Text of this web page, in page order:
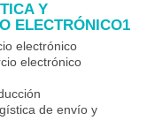
Y
ELECTRÓNICO1
electrónico
electrónico
de envío y